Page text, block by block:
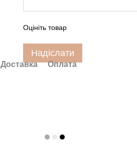
Оцініть товар
Надіслати
Доставка Оплата